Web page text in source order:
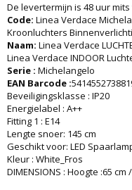
De levertermijn is 48 uur
Code: Linea Verdace
Kroonluchters
Naam: Linea Verdace
Linea Verdace INDOOR
Serie : Michelangelo
EAN Barcode :
Beveiligingsklasse : IP20
Energielabel : A++
Fitting 1 : E14
Lengte snoer: 145 cm
Geschikt voor: LED
Kleur : White_Fros
DIMENSIONS : Hoogte :65 cm